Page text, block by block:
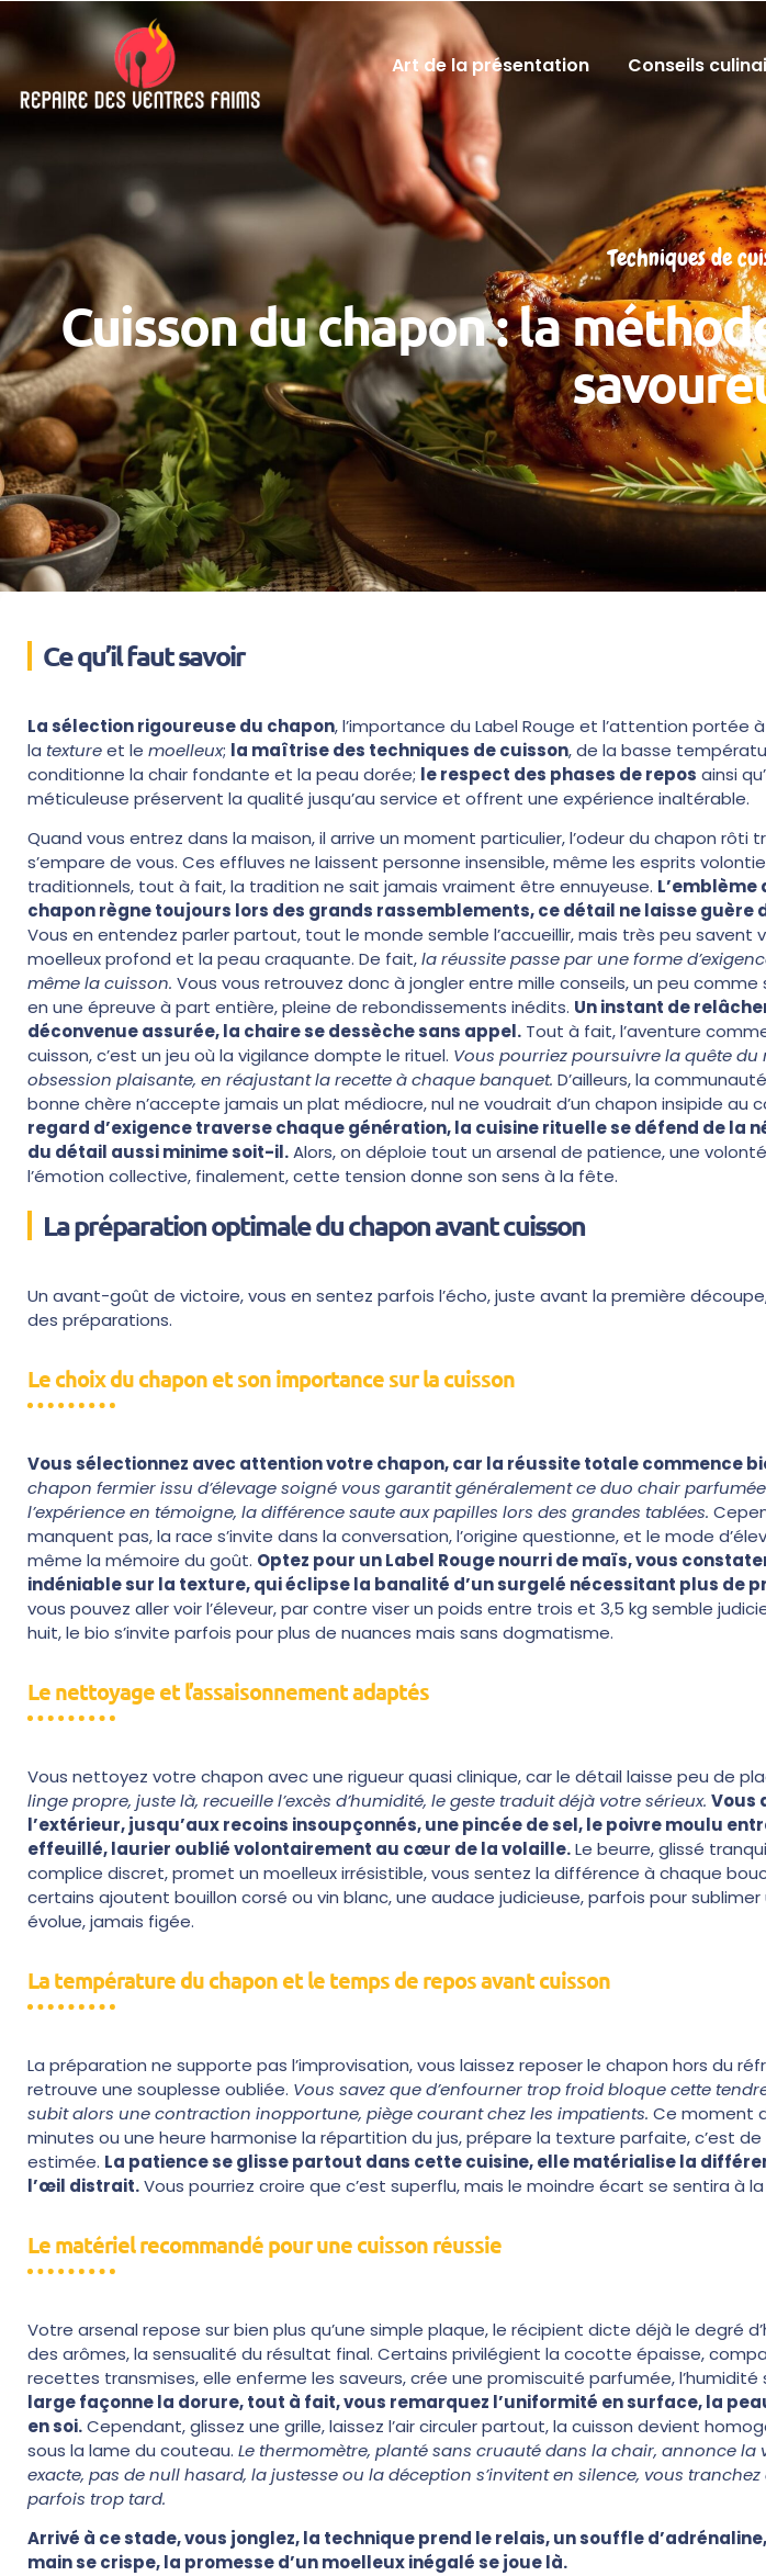
Art de la présentation Conseils
Techniques de
Cuisson du chapon : la
Ce qu’il faut savoir
La sélection rigoureuse du chapon, l’importance du Label Rouge et l’attention portée
la textureet le moelleux; la maîtrise des techniques de cuisson, de la basse
conditionne la chair fondante et la peau dorée; le respect des phases de repos ainsi
méticuleuse préservent la qualité jusqu’au service et offrent une expérience inaltérable.
Quand vous entrez dans la maison, il arrive un moment particulier, l’odeur du chapon rôti
s’empare de vous. Ces effluves ne laissent personne insensible, même les esprits
traditionnels, tout à fait, la tradition ne sait jamais vraiment être ennuyeuse.
chapon règne toujours lors des grands rassemblements, ce détail ne laisse guère
Vous en entendez parler partout, tout le monde semble l’accueillir, mais très peu savent
moelleux profond et la peau craquante. De fait,la réussite passe par une forme
même la cuisson. Vous vous retrouvez donc à jongler entre mille conseils, un peu
en une épreuve à part entière, pleine de rebondissements inédits. Un instant de
déconvenue assurée, la chaire se dessèche sans appel. Tout à fait, l’aventure
cuisson, c’est un jeu où la vigilance dompte le rituel. Vous pourriez poursuivre la quête
obsession plaisante, en réajustant la recette à chaque banquet. D’ailleurs, la
bonne chère n’accepte jamais un plat médiocre, nul ne voudrait d’un chapon insipide au
regard d’exigence traverse chaque génération, la cuisine rituelle se défend de la
du détail aussi minime soit-il.Alors, on déploie tout un arsenal de patience, une
l’émotion collective, finalement, cette tension donne son sens à la fête.
La préparation optimale du chapon avant cuisson
Un avant-goût de victoire, vous en sentez parfois l’écho, juste avant la première
des préparations.
Le choix du chapon et son importance sur la cuisson
Vous sélectionnez avec attention votre chapon, car la réussite totale commence
chapon fermier issu d’élevage soigné vous garantit généralement ce duo chair
l’expérience en témoigne, la différence saute aux papilles lors des grandes tablées.
manquent pas, la race s’invite dans la conversation, l’origine questionne, et le mode
même la mémoire du goût. Optez pour un Label Rouge nourri de maïs, vous
indéniable sur la texture, qui éclipse la banalité d’un surgelé nécessitant plus de
vous pouvez aller voir l’éleveur, par contre viser un poids entre trois et 3,5 kg semble
huit, le bio s’invite parfois pour plus de nuances mais sans dogmatisme.
Le nettoyage et l’assaisonnement adaptés
Vous nettoyez votre chapon avec une rigueur quasi clinique, car le détail laisse peu de
linge propre, juste là, recueille l’excès d’humidité, le geste traduit déjà votre sérieux. Vous
l’extérieur, jusqu’aux recoins insoupçonnés, une pincée de sel, le poivre moulu
effeuillé, laurier oublié volontairement au cœur de la volaille.Le beurre, glissé
complice discret, promet un moelleux irrésistible, vous sentez la différence à chaque
certains ajoutent bouillon corsé ou vin blanc, une audace judicieuse, parfois pour sublimer
évolue, jamais figée.
La température du chapon et le temps de repos avant cuisson
La préparation ne supporte pas l’improvisation, vous laissez reposer le chapon hors du
retrouve une souplesse oubliée. Vous savez que d’enfourner trop froid bloque cette
subit alors une contraction inopportune, piège courant chez les impatients. Ce moment
minutes ou une heure harmonise la répartition du jus, prépare la texture parfaite, c’est
estimée. La patience se glisse partout dans cette cuisine, elle matérialise la
l’œil distrait.Vous pourriez croire que c’est superflu, mais le moindre écart se sentira à
Le matériel recommandé pour une cuisson réussie
Votre arsenal repose sur bien plus qu’une simple plaque, le récipient dicte déjà le degré
des arômes, la sensualité du résultat final. Certains privilégient la cocotte épaisse,
recettes transmises, elle enferme les saveurs, crée une promiscuité parfumée, l’humidité
large façonne la dorure, tout à fait, vous remarquez l’uniformité en surface, la
en soi.Cependant, glissez une grille, laissez l’air circuler partout, la cuisson devient
sous la lame du couteau. Le thermomètre, planté sans cruauté dans la chair, annonce la
exacte, pas de null hasard, la justesse ou la déception s’invitent en silence, vous
parfois trop tard.
Arrivé à ce stade, vous jonglez, la technique prend le relais, un souffle
main se crispe, la promesse d’un moelleux inégalé se joue là.